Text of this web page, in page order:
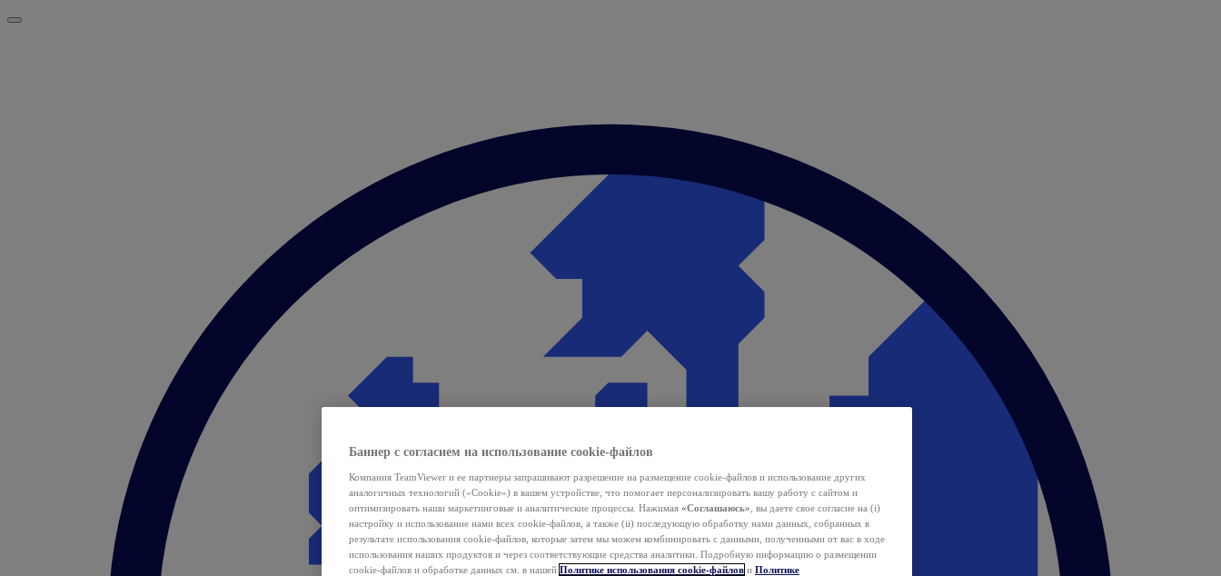
Баннер с согласием на использование cookie-файлов
Компания TeamViewer и ее партнеры запрашивают разрешение на размещение cookie-файлов и использование других
аналогичных технологий («Cookie») в вашем устройстве, что помогает персонализировать вашу работу с сайтом и
оптимизировать наши маркетинговые и аналитические процессы. Нажимая «Соглашаюсь» , вы даете свое согласие на (i)
настройку и использование нами всех cookie-файлов, а также (ii) последующую обработку нами данных, собранных в
результате использования cookie-файлов, которые затем мы можем комбинировать с данными, полученными от вас в ходе
использования наших продуктов и через соответствующие средства аналитики. Подробную информацию о размещении
cookie-файлов и обработке данных см. в нашей Политике использования cookie-файлов и Политике